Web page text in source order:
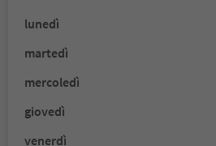
lunedì
martedì
mercoledì
giovedì
venerdì